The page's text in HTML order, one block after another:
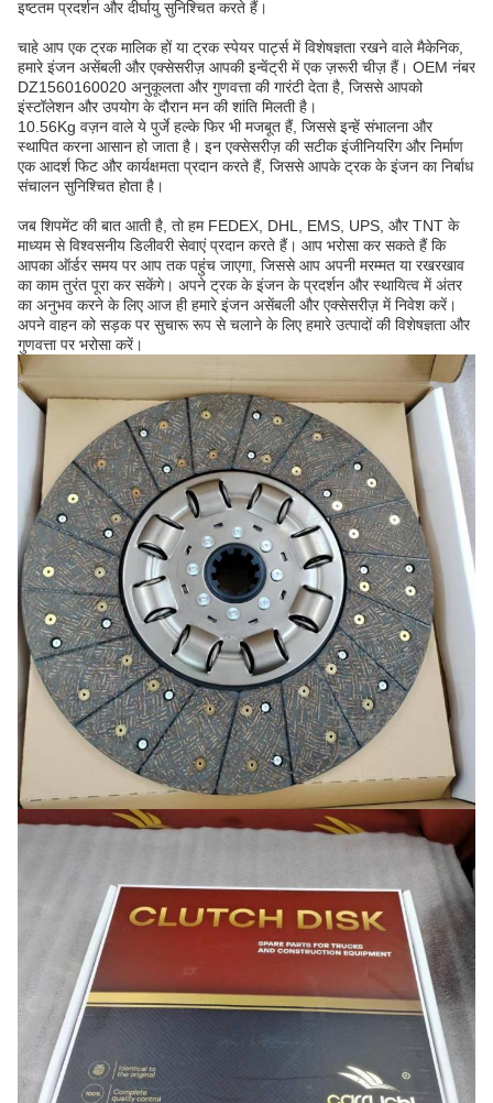
इष्टतम प्रदर्शन और दीर्घायु सुनिश्चित करते हैं।
चाहे आप एक ट्रक मालिक हों या ट्रक स्पेयर पार्ट्स में विशेषज्ञता रखने वाले मैकेनिक,
हमारे इंजन असेंबली और एक्सेसरीज़ आपकी इन्वेंट्री में एक ज़रूरी चीज़ हैं। OEM नंबर
DZ1560160020 अनुकूलता और गुणवत्ता की गारंटी देता है, जिससे आपको
इंस्टॉलेशन और उपयोग के दौरान मन की शांति मिलती है।
10.56Kg वज़न वाले ये पुर्जे हल्के फिर भी मजबूत हैं, जिससे इन्हें संभालना और
स्थापित करना आसान हो जाता है। इन एक्सेसरीज़ की सटीक इंजीनियरिंग और निर्माण
एक आदर्श फिट और कार्यक्षमता प्रदान करते हैं, जिससे आपके ट्रक के इंजन का निर्बाध
संचालन सुनिश्चित होता है।
जब शिपमेंट की बात आती है, तो हम FEDEX, DHL, EMS, UPS, और TNT के
माध्यम से विश्वसनीय डिलीवरी सेवाएं प्रदान करते हैं। आप भरोसा कर सकते हैं कि
आपका ऑर्डर समय पर आप तक पहुंच जाएगा, जिससे आप अपनी मरम्मत या रखरखाव
का काम तुरंत पूरा कर सकेंगे। अपने ट्रक के इंजन के प्रदर्शन और स्थायित्व में अंतर
का अनुभव करने के लिए आज ही हमारे इंजन असेंबली और एक्सेसरीज़ में निवेश करें।
अपने वाहन को सड़क पर सुचारू रूप से चलाने के लिए हमारे उत्पादों की विशेषज्ञता और
गुणवत्ता पर भरोसा करें।